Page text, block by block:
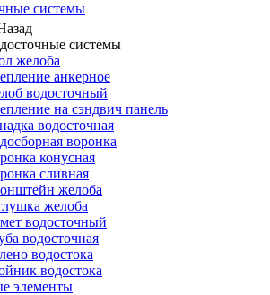
системы
системы
желоба
анкерное
водосточный
на сэндвич панель
водосточная
воронка
конусная
сливная
желоба
желоба
водосточный
водосточная
водостока
водостока
элементы